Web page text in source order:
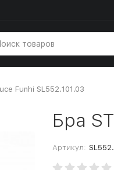
Funhi SL552.101.03
Бра
Артикул: